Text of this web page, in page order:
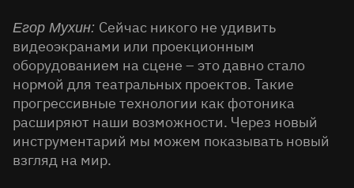
Егор Мухин: Сейчас никого не удивить
видеоэкранами или проекционным
оборудованием на сцене – это давно стало
нормой для театральных проектов. Такие
прогрессивные технологии как фотоника
расширяют наши возможности. Через новый
инструментарий мы можем показывать новый
взгляд на мир.